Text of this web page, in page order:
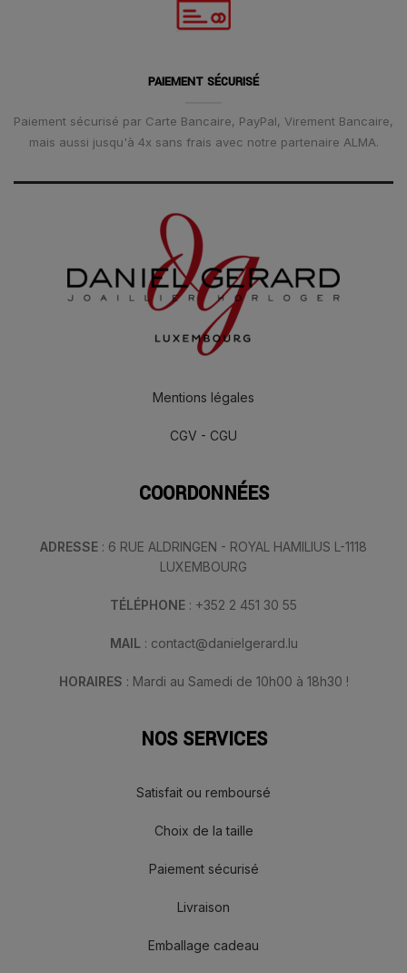
PAIEMENT SÉCURISÉ
Paiement sécurisé par Carte Bancaire, PayPal, Virement Bancaire,
mais aussi jusqu'à 4x sans frais avec notre partenaire ALMA.
Mentions légales
CGV - CGU
COORDONNÉES
ADRESSE : 6 RUE ALDRINGEN - ROYAL HAMILIUS L-1118
LUXEMBOURG
TÉLÉPHONE : +352 2 451 30 55
MAIL : contact@danielgerard.lu
HORAIRES : Mardi au Samedi de 10h00 à 18h30 !
NOS SERVICES
Satisfait ou remboursé
Choix de la taille
Paiement sécurisé
Livraison
Emballage cadeau